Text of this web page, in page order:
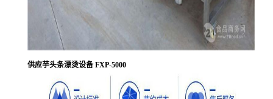
供应芋头条漂烫设备 FXP-5000